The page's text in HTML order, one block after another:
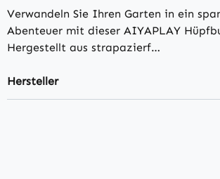
Verwandeln Sie Ihren Garten in ein
Abenteuer mit dieser AIYAPLAY
Hergestellt aus strapazierf…
Hersteller